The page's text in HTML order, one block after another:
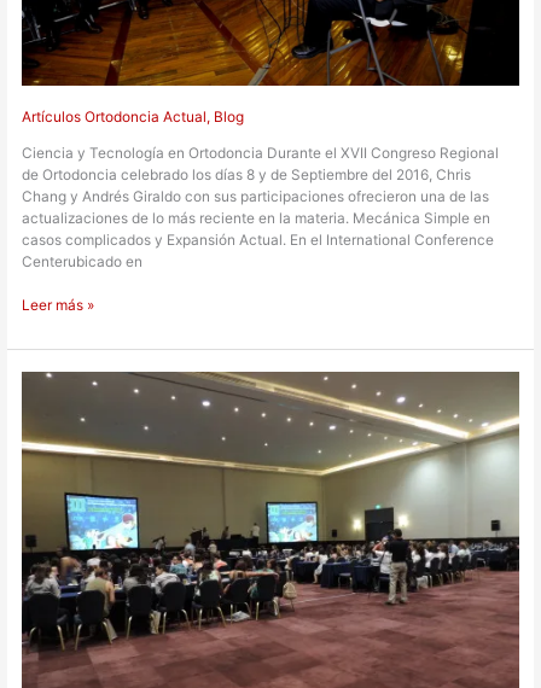
Artículos Ortodoncia Actual, Blog
Ciencia y Tecnología en Ortodoncia Durante el XVII Congreso Regional
de Ortodoncia celebrado los días 8 y de Septiembre del 2016, Chris
Chang y Andrés Giraldo con sus participaciones ofrecieron una de las
actualizaciones de lo más reciente en la materia. Mecánica Simple en
casos complicados y Expansión Actual. En el International Conference
Centerubicado en
Leer más »
Nacional
de
Odontopediatría
y
Ortodoncia